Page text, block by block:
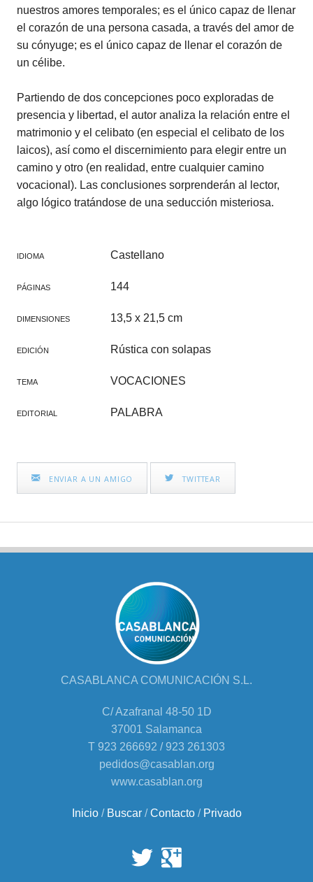
nuestros amores temporales; es el único capaz de llenar
el corazón de una persona casada, a través del amor de
su cónyuge; es el único capaz de llenar el corazón de
un célibe.
Partiendo de dos concepciones poco exploradas de
presencia y libertad, el autor analiza la relación entre el
matrimonio y el celibato (en especial el celibato de los
laicos), así como el discernimiento para elegir entre un
camino y otro (en realidad, entre cualquier camino
vocacional). Las conclusiones sorprenderán al lector,
algo lógico tratándose de una seducción misteriosa.
IDIOMA Castellano
PÁGINAS 144
DIMENSIONES 13,5 x 21,5 cm
EDICIÓN Rústica con solapas
TEMA VOCACIONES
EDITORIAL PALABRA
ENVIAR A UN AMIGO TWITTEAR
CASABLANCA COMUNICACIÓN S.L.
C/ Azafranal 48-50 1D
37001 Salamanca
T 923 266692 / 923 261303
pedidos@casablan.org
www.casablan.org
Inicio/ Buscar/Contacto/ Privado